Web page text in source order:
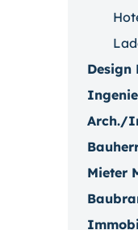
Design
Arch./
Mieter